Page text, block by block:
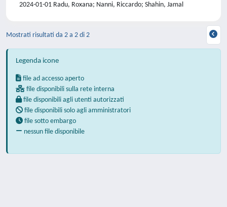
2024-01-01 Radu, Roxana; Nanni, Riccardo; Shahin, Jamal
Mostrati risultati da 2 a 2 di 2
Legenda icone
file ad accesso aperto
file disponibili sulla rete interna
file disponibili agli utenti autorizzati
file disponibili solo agli amministratori
file sotto embargo
nessun file disponibile